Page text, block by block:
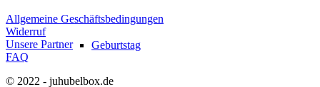
Geburtstag
Allgemeine Geschäftsbedingungen
Widerruf
Unsere Partner
FAQ
© 2022 - juhubelbox.de